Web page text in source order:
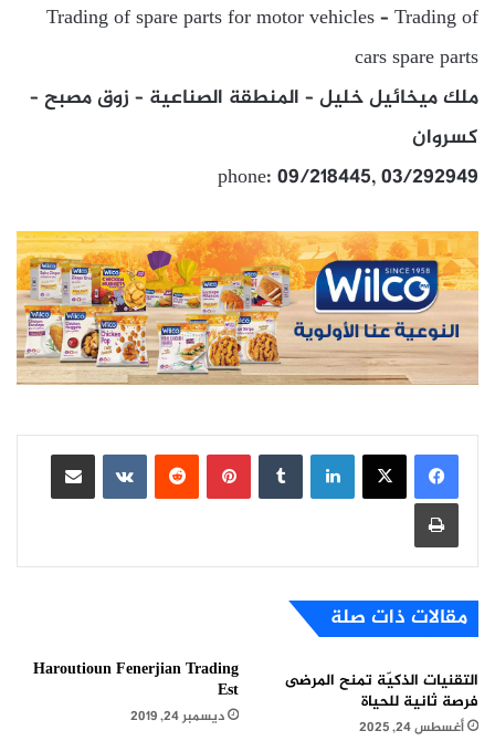
Trading of spare parts for motor vehicles – Trading of
cars spare parts
ملك ميخائيل خليل – المنطقة الصناعية – زوق مصبح –
كسروان
phone: 09/218445, 03/292949
لينكدإن بينتيريست
مشاركة عبر البريد
طباعة
مقالات ذات صلة
التقنيات الذكيّة تمنح المرضى
فرصة ثانية للحياة
أغسطس 24, 2025
Haroutioun Fenerjian Trading
Est
ديسمبر 24, 2019